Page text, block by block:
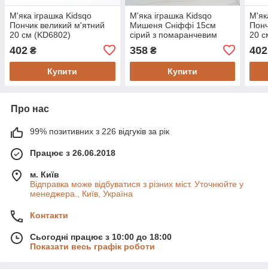
М'яка іграшка Kidsqo
Пончик великий м'ятний
20 см (KD6802)
402 ₴
Купити
М'яка іграшка Kidsqo
Мишеня Сніффі 15cм
сірий з помаранчевим
358₴
Купити
20
402
Про нас
99% позитивних з 226 відгуків за рік
Працює з 26.06.2018
м. Київ
Відправка може відбуватися з різних міст. Уточнюйте у
менеджера., Київ, Україна
Контакти
Сьогодні працює з 10:00 до 18:00
Показати весь графік роботи